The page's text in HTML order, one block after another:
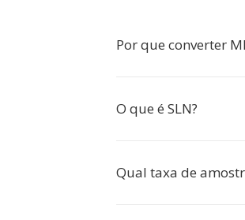
Por que converter
O que é SLN?
Qual taxa de